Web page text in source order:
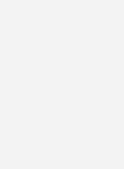
in
Anlagen auf